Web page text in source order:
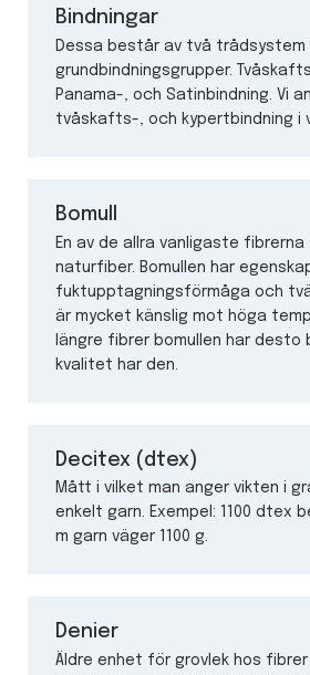
Bindningar
Dessa består av två trådsystem
grundbindningsgrupper.
Panama-, och Satinbindning. Vi
tvåskafts-, och kypertbindning i
Bomull
En av de allra vanligaste fibrerna
naturfiber. Bomullen har
fuktupptagningsförmåga och
är mycket känslig mot höga
längre fibrer bomullen har
kvalitet har den.
Decitex (dtex)
Mått i vilket man anger vikten i
enkelt garn. Exempel: 1100 dtex
m garn väger 1100 g.
Denier
Äldre enhet för grovlek hos